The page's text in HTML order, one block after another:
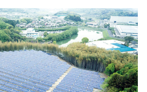
事業領域
再生可能エネルギー事業